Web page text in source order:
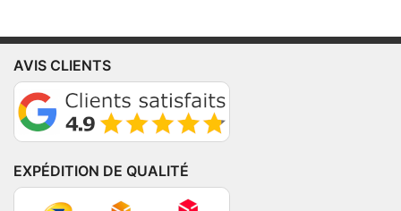
AVIS CLIENTS
EXPÉDITION DE QUALITÉ